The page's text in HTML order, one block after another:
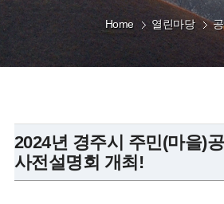
Home 열린마당
2024년 경주시 주민(마을)
사전설명회 개최!